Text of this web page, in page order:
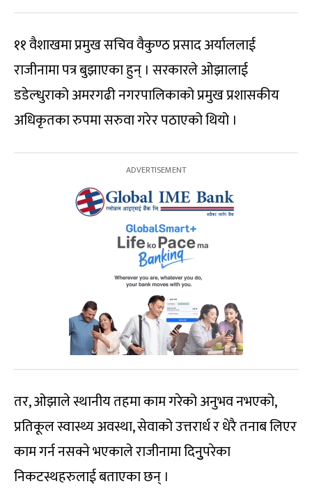
११ वैशाखमा प्रमुख सचिव वैकुण्ठ प्रसाद अर्याललाई
राजीनामा पत्र बुझाएका हुन् । सरकारले ओझालाई
डडेल्धुराको अमरगढी नगरपालिकाको प्रमुख प्रशासकीय
अधिकृतका रुपमा सरुवा गरेर पठाएको थियो ।
तर, ओझाले स्थानीय तहमा काम गरेको अनुभव नभएको,
प्रतिकूल स्वास्थ्य अवस्था, सेवाको उत्तरार्ध र धेरै तनाब लिएर
काम गर्न नसक्ने भएकाले राजीनामा दिनुुपरेका
निकटस्थहरुलाई बताएका छन् ।